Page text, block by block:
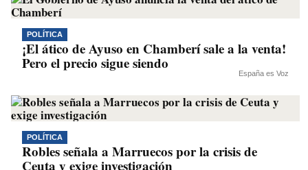
POLÍTICA
¡El ático de Ayuso en Chamberí sale a la venta!
Pero el precio sigue siendo
España es Voz
POLÍTICA
Robles señala a Marruecos por la crisis de
Ceuta y exige investigación